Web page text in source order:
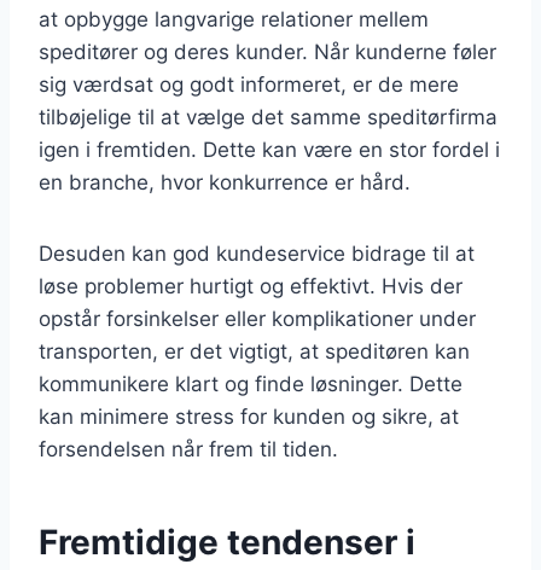
at opbygge langvarige relationer mellem
speditører og deres kunder. Når kunderne føler
sig værdsat og godt informeret, er de mere
tilbøjelige til at vælge det samme speditørfirma
igen i fremtiden. Dette kan være en stor fordel i
en branche, hvor konkurrence er hård.
Desuden kan god kundeservice bidrage til at
løse problemer hurtigt og effektivt. Hvis der
opstår forsinkelser eller komplikationer under
transporten, er det vigtigt, at speditøren kan
kommunikere klart og finde løsninger. Dette
kan minimere stress for kunden og sikre, at
forsendelsen når frem til tiden.
Fremtidige tendenser i